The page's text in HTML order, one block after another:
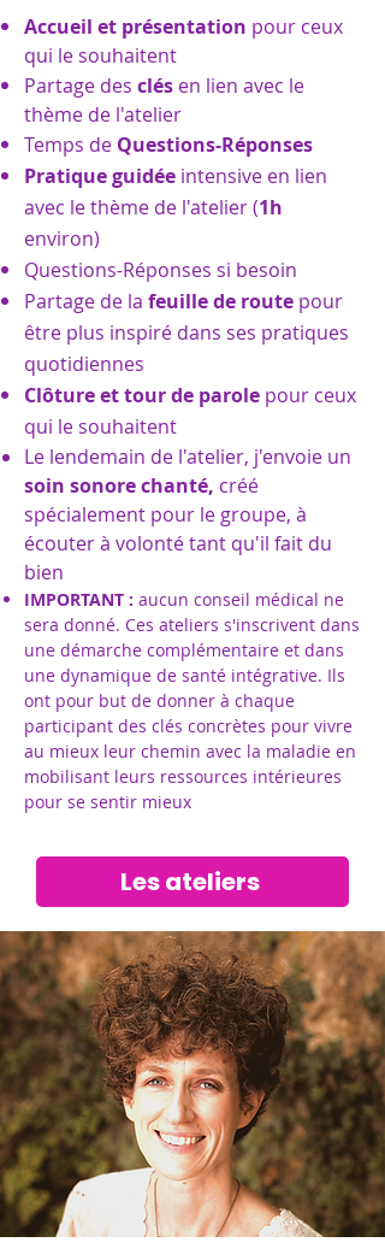
Accueil et présentation pour ceux
qui le souhaitent
Partage des clés en lien avec le
thème de l'atelier
Temps de Questions-Réponses
Pratique guidée intensive en lien
avec le thème de l'atelier (1h
environ)
Questions-Réponses si besoin
Partage de la feuille de route pour
être plus inspiré dans ses pratiques
quotidiennes
Clôture et tour de parole pour ceux
qui le souhaitent
Le lendemain de l'atelier, j'envoie un
soin sonore chanté, créé
spécialement pour le groupe, à
écouter à volonté tant qu'il fait du
bien
IMPORTANT : aucun conseil médical ne
sera donné. Ces ateliers s'inscrivent dans
une démarche complémentaire et dans
une dynamique de santé intégrative. Ils
ont pour but de donner à chaque
participant des clés concrètes pour vivre
au mieux leur chemin avec la maladie en
mobilisant leurs ressources intérieures
pour se sentir mieux
Les ateliers